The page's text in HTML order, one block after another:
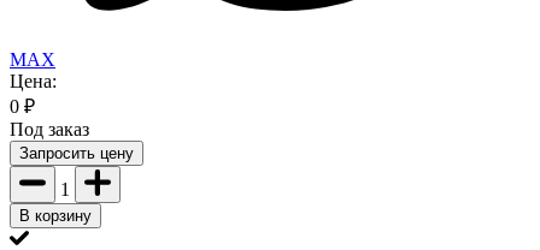
MAX
Цена:
0 ₽
Под заказ
Запросить цену
1
В корзину